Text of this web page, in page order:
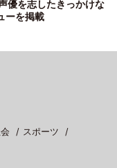
優を志したきっかけな
ーを掲載
スポーツ